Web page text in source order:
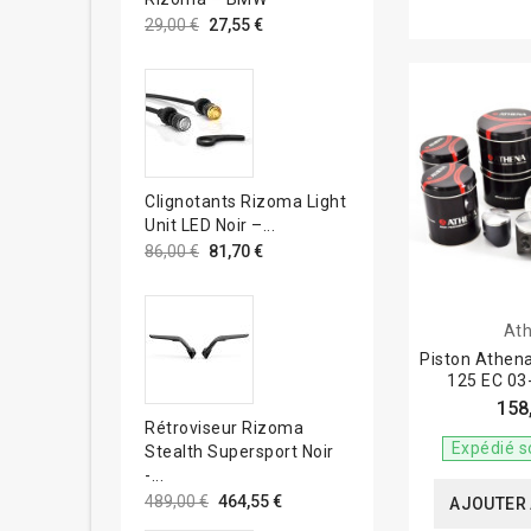
41,50(1)
41,70(1)
42,00(1)
42,95(2)
43,45(2)
43,46 (3)
43,48(2)
44,44(1)
44,47(2)
44,96(5)
44,98 (3)
29,00 € 27,55 €
Clignotants Rizoma Light
Unit LED Noir –...
86,00 € 81,70 €
Rétroviseur Rizoma
Stealth Supersport Noir
-...
489,00 € 464,55 €
Piston
125 EC
Expédié
AJOUTER